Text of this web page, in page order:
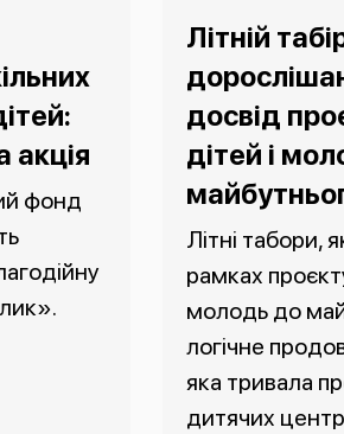
акція
фонд
Літній
досвід
дітей і
Літні табори,
рамках
молодь до
логічне
яка тривала
дитячих